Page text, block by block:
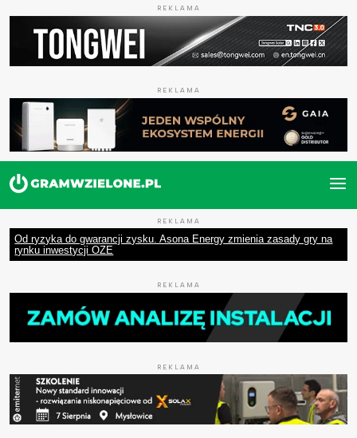
REKLAMA
REKLAMA
REKLAMA
Od ryzyka do gwarancji zysku. Asona Energy zmienia zasady gry na
rynku inwestycji OZE
REKLAMA
REKLAMA